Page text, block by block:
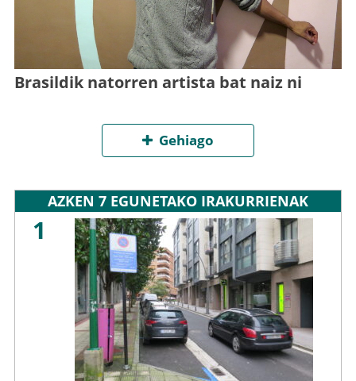
Brasildik natorren artista bat naiz ni
Gehiago
AZKEN 7 EGUNETAKO IRAKURRIENAK
1